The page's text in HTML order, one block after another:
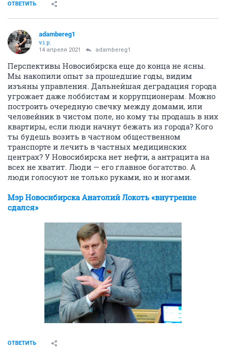
ОТВЕТИТЬ
adambereg1
v.i.p.
14 апреля 2021 adambereg1
Перспективы Новосибирска еще до конца не ясны.
Мы накопили опыт за прошедшие годы, видим
изъяны управления. Дальнейшая деградация города
угрожает даже лоббистам и коррупционерам. Можно
построить очередную свечку между домами, или
человейник в чистом поле, но кому ты продашь в них
квартиры, если люди начнут бежать из города? Кого
ты будешь возить в частном общественном
транспорте и лечить в частных медицинских
центрах? У Новосибирска нет нефти, а антрацита на
всех не хватит. Люди — его главное богатство. А
люди голосуют не только руками, но и ногами.
Мэр Новосибирска Анатолий Локоть «внутренне
сдался»
ОТВЕТИТЬ